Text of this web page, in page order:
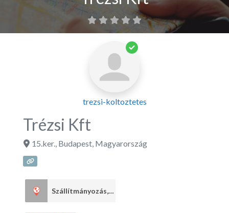
trezsi-koltoztetes
Trézsi Kft
15.ker., Budapest, Magyarország
Szállítmányozás, fuvarozás